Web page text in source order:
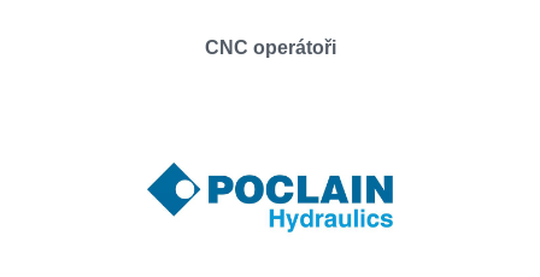
CNC operátoři